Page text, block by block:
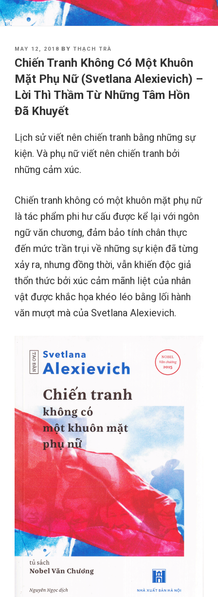
POSTED
ON
MAY 12, 2018 BY THẠCH TRÀ
Chiến Tranh Không Có Một Khuôn
Mặt Phụ Nữ (Svetlana Alexievich) –
Lời Thì Thầm Từ Những Tâm Hồn
Đã Khuyết
Lịch sử viết nên chiến tranh bằng những sự
kiện. Và phụ nữ viết nên chiến tranh bởi
những cảm xúc.
Chiến tranh không có một khuôn mặt phụ nữ
là tác phẩm phi hư cấu được kể lại với ngôn
ngữ văn chương, đảm bảo tính chân thực
đến mức trần trụi về những sự kiện đã từng
xảy ra, nhưng đồng thời, vẫn khiến độc giả
thổn thức bởi xúc cảm mãnh liệt của nhân
vật được khắc họa khéo léo bằng lối hành
văn mượt mà của Svetlana Alexievich.